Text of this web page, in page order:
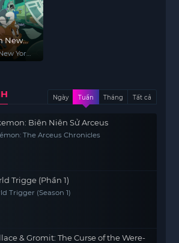
New
York
Ngày Tuần Tháng Tất cả
Biên Niên Sử Arceus
The Arceus Chronicles
Trigge (Phần 1)
Trigger (Season 1)
& Gromit: The Curse of the Were-